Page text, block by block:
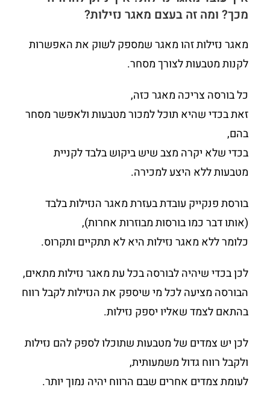
מכך? ומה זה בעצם מאגר נזילות?
מאגר נזילות זהו מאגר שמספק לשוק את האפשרות
לקנות מטבעות לצורך מסחר.
כל בורסה צריכה מאגר כזה,
זאת בכדי שהיא תוכל למכור מטבעות ולאפשר מסחר
בהם,
בכדי שלא יקרה מצב שיש ביקוש בלבד לקניית
מטבעות ללא היצע למכירה.
בורסת פנקייק עובדת בעזרת מאגר הנזילות בלבד
(אותו דבר כמו בורסות מבוזרות אחרות),
כלומר ללא מאגר נזילות היא לא תתקיים ותקרוס.
לכן בכדי שיהיה לבורסה בכל עת מאגר נזילות מתאים,
הבורסה מציעה לכל מי שיספק את הנזילות לקבל רווח
בהתאם לצמד שאליו יספק נזילות.
לכן יש צמדים של מטבעות שתוכלו לספק להם נזילות
ולקבל רווח גדול משמעותית,
לעומת צמדים אחרים שבם הרווח יהיה נמוך יותר.